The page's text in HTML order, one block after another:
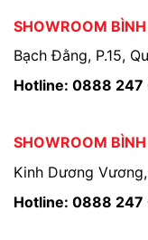
SHOWROOM
Bạch Đằng, P.15,
Hotline: 0888 247
SHOWROOM
Kinh Dương
Hotline: 0888 247